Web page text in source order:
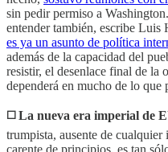
sin pedir permiso a
entender también, escribe Luis
es ya un asunto de política
además de la capacidad del
resistir, el desenlace final de la
dependerá en mucho de lo que
◻️ La nueva era imperial de
trumpista, ausente de
carente de principios, es tan